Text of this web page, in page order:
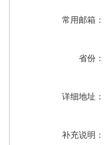
常用邮箱：
省份：
详细地址：
补充说明：